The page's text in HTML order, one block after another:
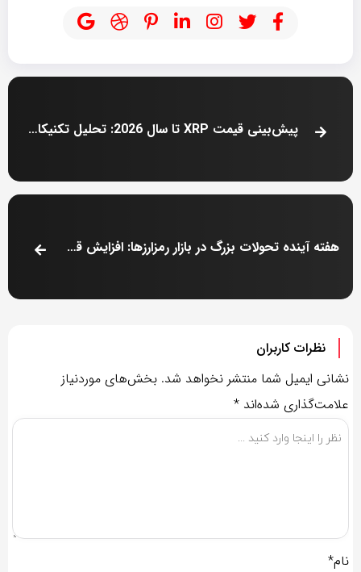
پیش‌بینی قیمت XRP تا سال 2026: تحلیل تکنیکال و سیگنال‌های تجمع نهنگ
هفته آینده تحولات بزرگ در بازار رمزارزها: افزایش قیمت بیت‌کوین و افت بیشتر آلت‌کوین‌ها
نظرات کاربران
نشانی ایمیل شما منتشر نخواهد شد. بخش‌های موردنیاز
علامت‌گذاری شده‌اند *
نام*